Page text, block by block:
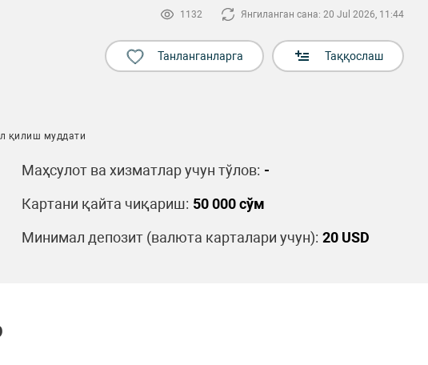
1132 Янгиланган сана: 20 Jul 2026, 11:44
Танланганларга Таққослаш
қилиш муддати
Маҳсулот ва хизматлар учун тўлов: -
Картани қайта чиқариш: 50 000 сўм
Минимал депозит (валюта карталари учун): 20 USD